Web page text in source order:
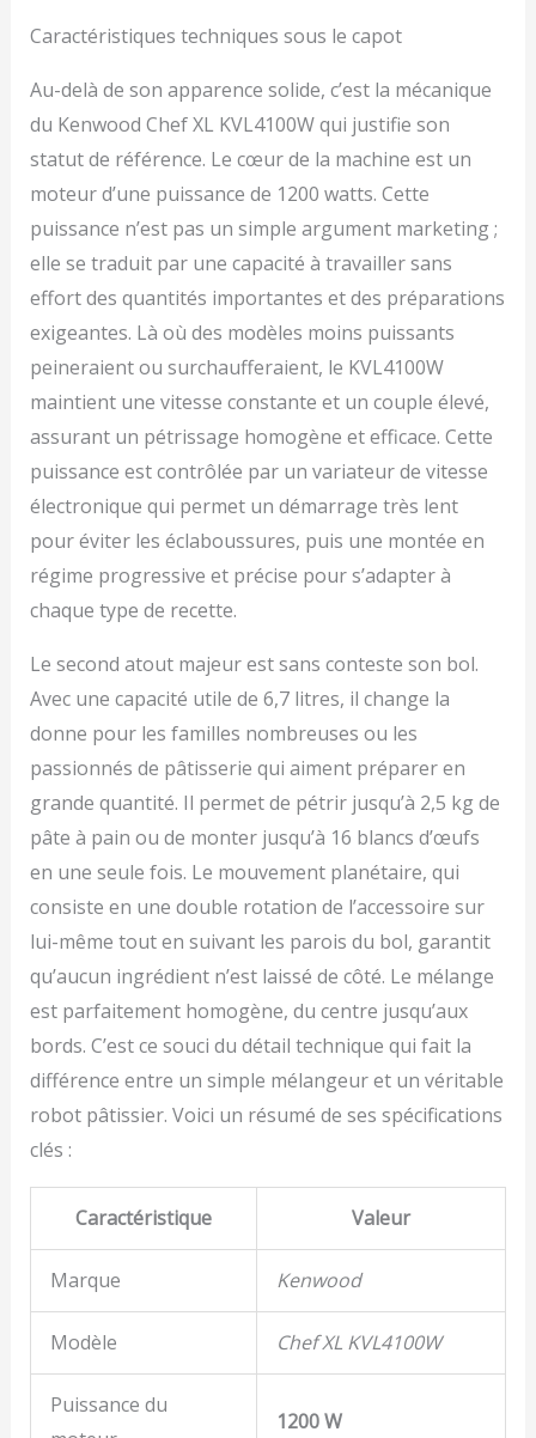
Caractéristiques techniques sous le capot
Au-delà de son apparence solide, c’est la mécanique
du Kenwood Chef XL KVL4100W qui justifie son
statut de référence. Le cœur de la machine est un
moteur d’une puissance de 1200 watts. Cette
puissance n’est pas un simple argument marketing ;
elle se traduit par une capacité à travailler sans
effort des quantités importantes et des préparations
exigeantes. Là où des modèles moins puissants
peineraient ou surchaufferaient, le KVL4100W
maintient une vitesse constante et un couple élevé,
assurant un pétrissage homogène et efficace. Cette
puissance est contrôlée par un variateur de vitesse
électronique qui permet un démarrage très lent
pour éviter les éclaboussures, puis une montée en
régime progressive et précise pour s’adapter à
chaque type de recette.
Le second atout majeur est sans conteste son bol.
Avec une capacité utile de 6,7 litres, il change la
donne pour les familles nombreuses ou les
passionnés de pâtisserie qui aiment préparer en
grande quantité. Il permet de pétrir jusqu’à 2,5 kg de
pâte à pain ou de monter jusqu’à 16 blancs d’œufs
en une seule fois. Le mouvement planétaire, qui
consiste en une double rotation de l’accessoire sur
lui-même tout en suivant les parois du bol, garantit
qu’aucun ingrédient n’est laissé de côté. Le mélange
est parfaitement homogène, du centre jusqu’aux
bords. C’est ce souci du détail technique qui fait la
différence entre un simple mélangeur et un véritable
robot pâtissier. Voici un résumé de ses spécifications
clés :
Caractéristique Valeur
Marque Kenwood
Modèle Chef XL KVL4100W
Puissance du
1200 W